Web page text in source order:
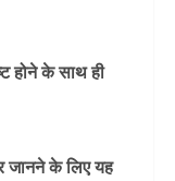
होने के साथ ही
जानने के लिए यह